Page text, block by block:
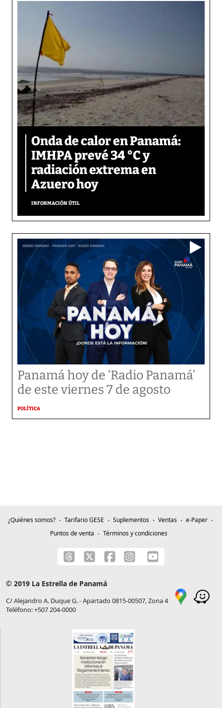
Onda de calor en Panamá:
IMHPA prevé 34 °C y
radiación extrema en
Azuero hoy
INFORMACIÓN ÚTIL
Panamá hoy de ‘Radio Panamá’
de este viernes 7 de agosto
POLÍTICA
¿Quiénes somos? Tarifario GESE Suplementos Ventas
e-Paper
Puntos de venta
Términos y condiciones
© 2019 La Estrella de Panamá
C/ Alejandro A. Duque G. - Apartado 0815-00507, Zona 4
Teléfono: +507 204-0000